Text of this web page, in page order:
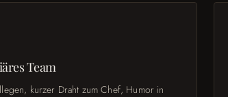
Team
kurzer Draht zum Chef, Humor in